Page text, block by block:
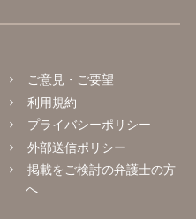
ご意見・ご要望
利用規約
プライバシーポリシー
外部送信ポリシー
掲載をご検討の弁護士の方
へ